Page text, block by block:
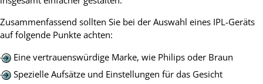
Zusammenfassend sollten Sie bei der Auswahl eines IPL-Geräts
auf folgende Punkte achten:
Eine vertrauenswürdige Marke, wie Philips oder Braun
Spezielle Aufsätze und Einstellungen für das Gesicht